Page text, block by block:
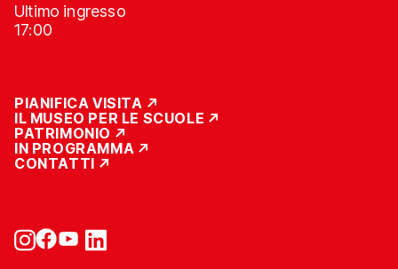
Ultimo ingresso
17:00
PIANIFICA VISITA
IL MUSEO PER LE SCUOLE
PATRIMONIO
IN PROGRAMMA
CONTATTI